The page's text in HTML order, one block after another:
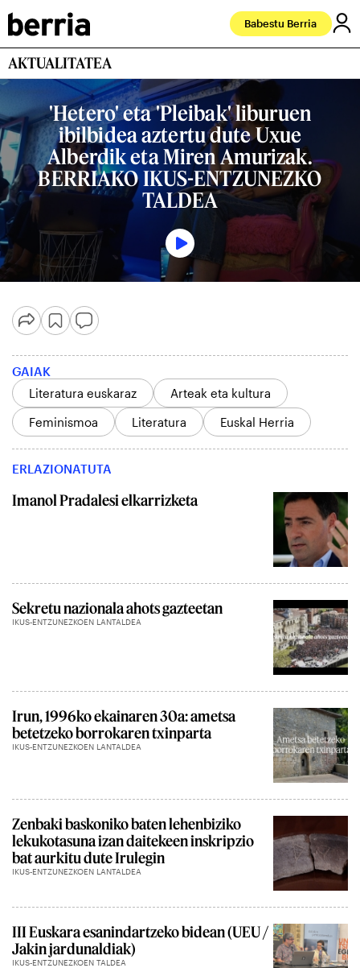
Babestu Berria
AKTUALITATEA
'Hetero' eta 'Pleibak' liburuen
ibilbidea aztertu dute Uxue
Alberdik eta Miren Amurizak.
BERRIAKO IKUS-ENTZUNEZKO
TALDEA
GAIAK
Literatura euskaraz
Arteak eta kultura
Feminismoa
Literatura Euskal Herria
ERLAZIONATUTA
Imanol Pradalesi elkarrizketa
Sekretu nazionala ahots gazteetan
IKUS-ENTZUNEZKOEN LANTALDEA
Irun, 1996ko ekainaren 30a: ametsa
betetzeko borrokaren txinparta
IKUS-ENTZUNEZKOEN LANTALDEA
Zenbaki baskoniko baten lehenbiziko
lekukotasuna izan daitekeen inskripzio
bat aurkitu dute Irulegin
IKUS-ENTZUNEZKOEN LANTALDEA
III Euskara esanindartzeko bidean (UEU /
Jakin jardunaldiak)
IKUS-ENTZUNEZKOEN TALDEA